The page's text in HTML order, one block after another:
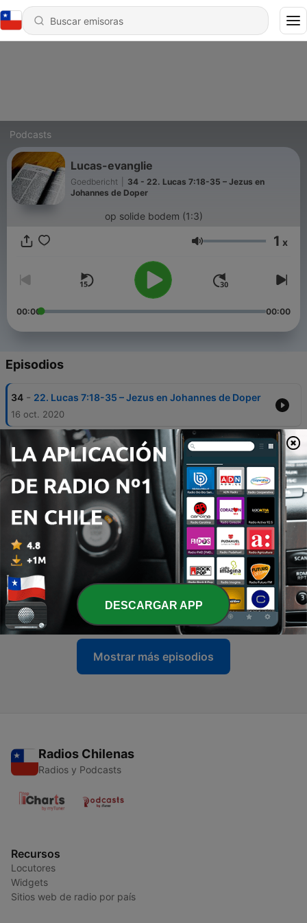
Podcasts
Lucas-evanglie
Goedbericht
34 - 22. Lucas 7:18-35 – Jezus en
Johannes de Doper
op solide bodem (1:3)
Volumen 1 x
00:00 00:00
Episodios
34 - 22. Lucas 7:18-35 – Jezus en Johannes de Doper
16 oct. 2020
33
21. Lucas 7:11-17 – de opwekking van de jongeling
te Naïn
25 sep. 2020
32 - 20. Lucas 7:1-10 – het geloof van de hoofdman
18 sep. 2020
31 19. Lucas 6:29-49 – 'de bergrede'
05 mar. 2020
30
18. Lucas 6:12-26 - de twaalf apostelen & de
‘zaligsprekingen’
13 feb. 2020
Mostrar más episodios
Radios Chilenas
Radios y Podcasts
Recursos
Locutores
Widgets
Sitios web de radio por país
DESCARGAR APP